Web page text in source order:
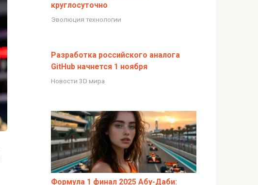
круглосуточно
Эволюция технологии
Разработка российского аналога
GitHub начнется 1 ноября
Новости 3D мира
Формула 1 финал 2025 Абу-Даби: